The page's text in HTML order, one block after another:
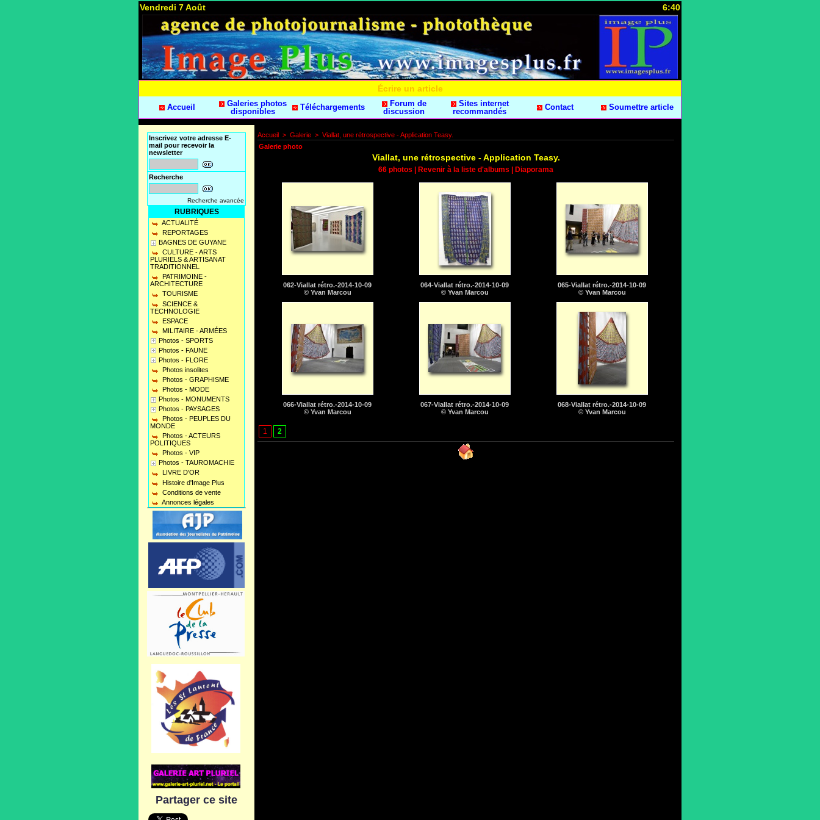
Vendredi 7 Août 6:40
Écrire un article
Accueil
Galeries photos
disponibles
Téléchargements
Forum de
discussion
Sites internet
recommandés
Contact Soumettre article
Inscrivez votre adresse E-
mail pour recevoir la
newsletter
Recherche
Recherche avancée
RUBRIQUES
ACTUALITÉ
REPORTAGES
BAGNES DE GUYANE
CULTURE - ARTS
PLURIELS & ARTISANAT
TRADITIONNEL
PATRIMOINE -
ARCHITECTURE
TOURISME
SCIENCE &
TECHNOLOGIE
ESPACE
MILITAIRE - ARMÉES
Photos - SPORTS
Photos - FAUNE
Photos - FLORE
Photos insolites
Photos - GRAPHISME
Photos - MODE
Photos - MONUMENTS
Photos - PAYSAGES
Photos - PEUPLES DU
MONDE
Photos - ACTEURS
POLITIQUES
Photos - VIP
Photos - TAUROMACHIE
LIVRE D'OR
Histoire d'Image Plus
Conditions de vente
Annonces légales
Partager ce site
Accueil > Galerie > Viallat, une rétrospective - Application Teasy.
Galerie photo
Viallat, une rétrospective - Application Teasy.
66 photos Revenir à la liste d'albums Diaporama
062-Viallat rétro.-2014-10-09
© Yvan Marcou
064-Viallat rétro.-2014-10-09
© Yvan Marcou
065-Viallat rétro.-2014-10-09
© Yvan Marcou
066-Viallat rétro.-2014-10-09
© Yvan Marcou
067-Viallat rétro.-2014-10-09
© Yvan Marcou
068-Viallat rétro.-2014-10-09
© Yvan Marcou
1 2